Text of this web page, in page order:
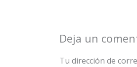
Deja un
Tu dirección de